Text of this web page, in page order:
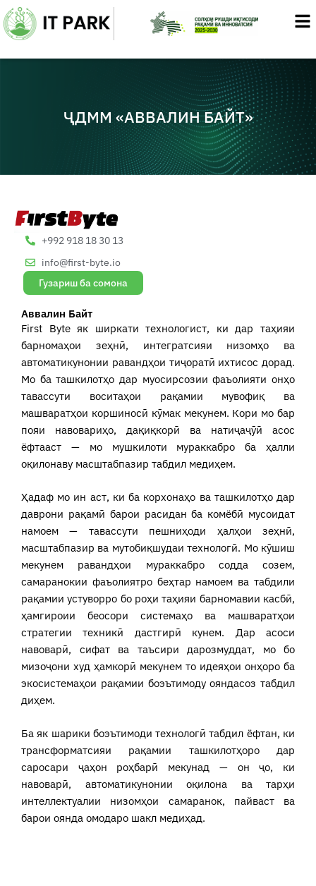
Skip
to
content
ҶДММ «АВВАЛИН БАЙТ»
+992 918 18 30 13
info@first-byte.io
Гузариш ба сомона
Аввалин Байт
First Byte як ширкати технологист, ки дар таҳияи
барномаҳои зеҳнӣ, интегратсияи низомҳо ва
автоматикунонии равандҳои тиҷоратӣ ихтисос дорад.
Мо ба ташкилотҳо дар муосирсозии фаъолияти онҳо
тавассути воситаҳои рақамии мувофиқ ва
машваратҳои коршиносӣ кӯмак мекунем. Кори мо бар
пояи навовариҳо, дақиқкорӣ ва натиҷаҷӯӣ асос
ёфтааст — мо мушкилоти мураккабро ба ҳалли
оқилонаву масштабпазир табдил медиҳем.
Ҳадаф мо ин аст, ки ба корхонаҳо ва ташкилотҳо дар
даврони рақамӣ барои расидан ба комёбӣ мусоидат
намоем — тавассути пешниҳоди ҳалҳои зеҳнӣ,
масштабпазир ва мутобиқшудаи технологӣ. Мо кӯшиш
мекунем равандҳои мураккабро содда созем,
самаранокии фаъолиятро беҳтар намоем ва табдили
рақамии устуворро бо роҳи таҳияи барномавии касбӣ,
ҳамгироии беосори системаҳо ва машваратҳои
стратегии техникӣ дастгирӣ кунем. Дар асоси
навоварӣ, сифат ва таъсири дарозмуддат, мо бо
мизоҷони худ ҳамкорӣ мекунем то идеяҳои онҳоро ба
экосистемаҳои рақамии боэътимоду ояндасоз табдил
диҳем.
Ба як шарики боэътимоди технологӣ табдил ёфтан, ки
трансформатсияи рақамии ташкилотҳоро дар
саросари ҷаҳон роҳбарӣ мекунад — он ҷо, ки
навоварӣ, автоматикунонии оқилона ва тарҳи
интеллектуалии низомҳои самаранок, пайваст ва
барои оянда омодаро шакл медиҳад.